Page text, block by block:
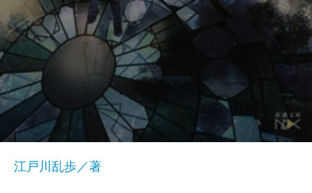
江戸川乱歩／著